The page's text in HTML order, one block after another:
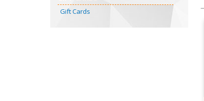
Gift Cards